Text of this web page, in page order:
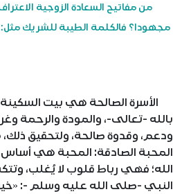
من مفاتيح السعادة الزوجية
مجهودا؟ فالكلمة الطيبة للشريك
الأسرة الصالحة هي بيت السكينة
بالله -تعالى-، والمودة والرحمة
ودعم، وقدوة صالحة، ولتحقيق
المحبة الصادقة: المحبة هي أساس
الله؛ فهي رباط قلوب لا يُغلب،
النبي -صلى الله عليه وسلم -: